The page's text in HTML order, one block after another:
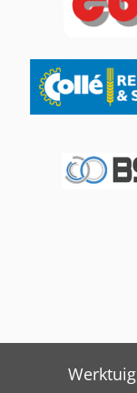
Bonfiglioli
Cascade
Cassioli
Dexion